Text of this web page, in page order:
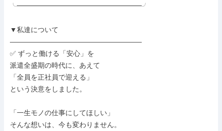
╰━━━━━━━━━━━━━━━━━━╯
▼私達について
―――――――――――――――――――
✅ ずっと働ける「安心」を
派遣全盛期の時代に、あえて
「全員を正社員で迎える」
という決意をしました。
「一生モノの仕事にしてほしい」
そんな想いは、今も変わりません。